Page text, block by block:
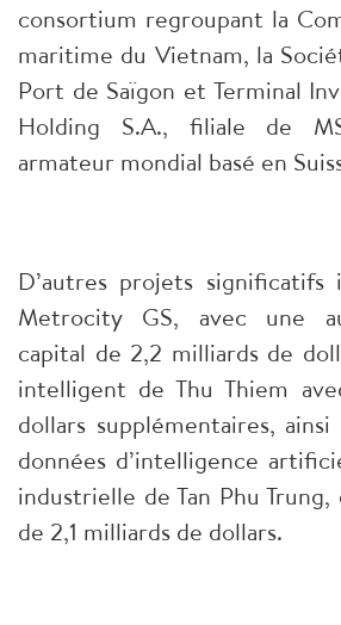
consortium regroupant la
maritime du Vietnam, la
Port de Saïgon et Terminal
Holding S.A., filiale de
armateur mondial basé en
D’autres projets
Metrocity GS, avec une
capital de 2,2 milliards de
intelligent de Thu Thiem
dollars supplémentaires,
données d’intelligence
industrielle de Tan Phu
de 2,1 milliards de dollars.